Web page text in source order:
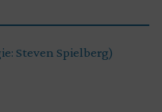
Steven Spielberg)